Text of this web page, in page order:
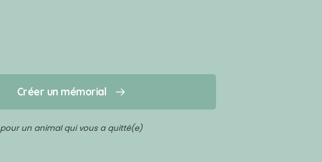
Créer un mémorial
pour un animal qui vous a quitté(e)